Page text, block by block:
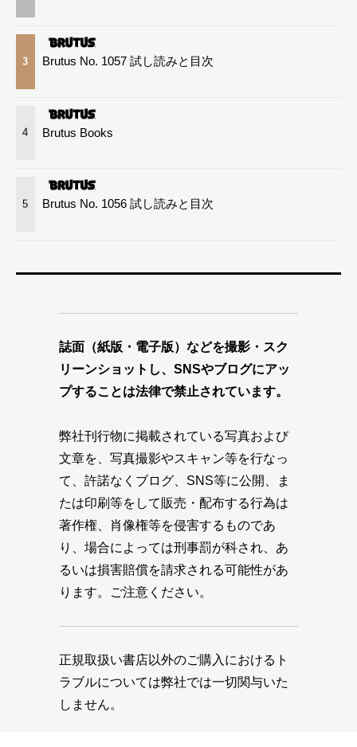
3 Brutus No. 1057 試し読みと目次
4 Brutus Books
5 Brutus No. 1056 試し読みと目次
誌面（紙版・電子版）などを撮影・スク
リーンショットし、SNSやブログにアッ
プすることは法律で禁止されています。
弊社刊行物に掲載されている写真および
文章を、写真撮影やスキャン等を行なっ
て、許諾なくブログ、SNS等に公開、ま
たは印刷等をして販売・配布する行為は
著作権、肖像権等を侵害するものであ
り、場合によっては刑事罰が科され、あ
るいは損害賠償を請求される可能性があ
ります。ご注意ください。
正規取扱い書店以外のご購入におけるト
ラブルについては弊社では一切関与いた
しません。